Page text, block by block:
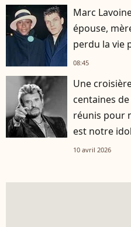
Marc
épouse,
perdu la vie
08:45
Une
centaines
réunis pour
est notre
10 avril 2026